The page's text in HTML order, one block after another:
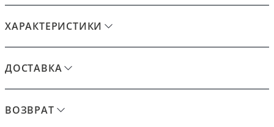
ХАРАКТЕРИСТИКИ
ДОСТАВКА
ВОЗВРАТ